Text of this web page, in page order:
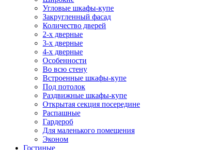
Угловые шкафы-купе
Закругленный фасад
Количество дверей
2-х дверные
3-х дверные
4-х дверные
Особенности
Во всю стену
Встроенные шкафы-купе
Под потолок
Раздвижные шкафы-купе
Открытая секция посередине
Распашные
Гардероб
Для маленького помещения
Эконом
Гостиные